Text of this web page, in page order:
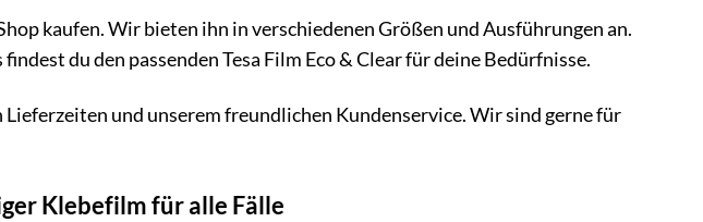
kaufen. Wir bieten ihn in verschiedenen Größen und Ausführungen an.
du den passenden Tesa Film Eco & Clear für deine Bedürfnisse.
und unserem freundlichen Kundenservice. Wir sind gerne für
Klebefilm für alle Fälle